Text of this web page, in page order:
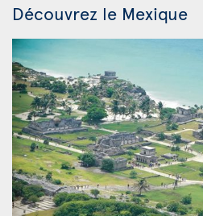
Découvrez le Mexique